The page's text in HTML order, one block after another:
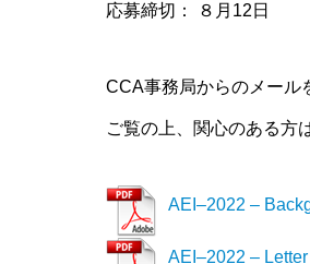
応募締切： ８月12日
CCA事務局からのメール
ご覧の上、関心のある方
AEI–2022 –
AEI–2022 –